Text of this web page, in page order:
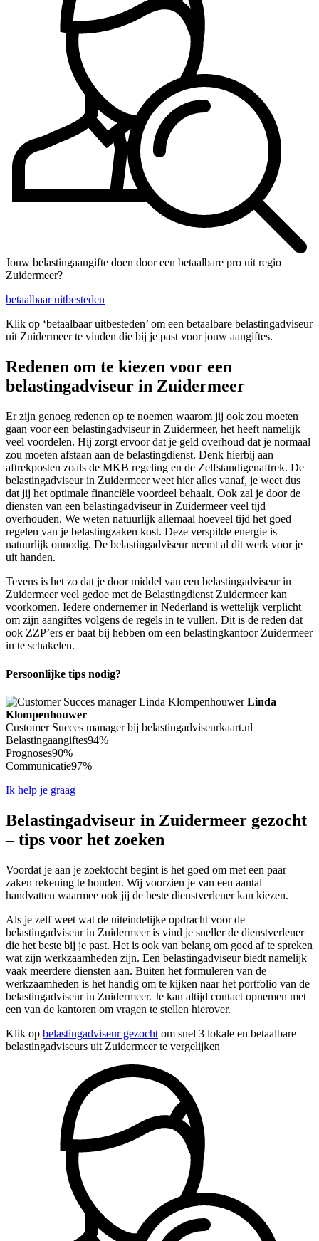
Jouw belastingaangifte doen door een betaalbare pro uit regio
Zuidermeer?
betaalbaar uitbesteden
Klik op ‘betaalbaar uitbesteden’ om een betaalbare belastingadviseur
uit Zuidermeer te vinden die bij je past voor jouw aangiftes.
Redenen om te kiezen voor een
belastingadviseur in Zuidermeer
Er zijn genoeg redenen op te noemen waarom jij ook zou moeten
gaan voor een belastingadviseur in Zuidermeer, het heeft namelijk
veel voordelen. Hij zorgt ervoor dat je geld overhoud dat je normaal
zou moeten afstaan aan de belastingdienst. Denk hierbij aan
aftrekposten zoals de MKB regeling en de Zelfstandigenaftrek. De
belastingadviseur in Zuidermeer weet hier alles vanaf, je weet dus
dat jij het optimale financiële voordeel behaalt. Ook zal je door de
diensten van een belastingadviseur in Zuidermeer veel tijd
overhouden. We weten natuurlijk allemaal hoeveel tijd het goed
regelen van je belastingzaken kost. Deze verspilde energie is
natuurlijk onnodig. De belastingadviseur neemt al dit werk voor je
uit handen.
Tevens is het zo dat je door middel van een belastingadviseur in
Zuidermeer veel gedoe met de Belastingdienst Zuidermeer kan
voorkomen. Iedere ondernemer in Nederland is wettelijk verplicht
om zijn aangiftes volgens de regels in te vullen. Dit is de reden dat
ook ZZP’ers er baat bij hebben om een belastingkantoor Zuidermeer
in te schakelen.
Persoonlijke tips nodig?
Linda
Klompenhouwer
Customer Succes manager bij belastingadviseurkaart.nl
Belastingaangiftes94%
Prognoses90%
Communicatie97%
Ik help je graag
Belastingadviseur in Zuidermeer gezocht
– tips voor het zoeken
Voordat je aan je zoektocht begint is het goed om met een paar
zaken rekening te houden. Wij voorzien je van een aantal
handvatten waarmee ook jij de beste dienstverlener kan kiezen.
Als je zelf weet wat de uiteindelijke opdracht voor de
belastingadviseur in Zuidermeer is vind je sneller de dienstverlener
die het beste bij je past. Het is ook van belang om goed af te spreken
wat zijn werkzaamheden zijn. Een belastingadviseur biedt namelijk
vaak meerdere diensten aan. Buiten het formuleren van de
werkzaamheden is het handig om te kijken naar het portfolio van de
belastingadviseur in Zuidermeer. Je kan altijd contact opnemen met
een van de kantoren om vragen te stellen hierover.
Klik op belastingadviseur gezocht om snel 3 lokale en betaalbare
belastingadviseurs uit Zuidermeer te vergelijken